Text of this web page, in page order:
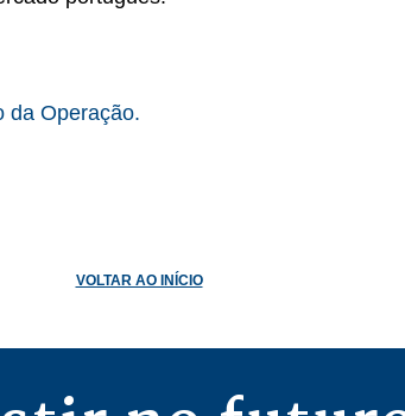
da Operação.
VOLTAR AO INÍCIO